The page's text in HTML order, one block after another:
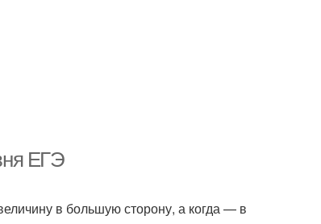
ЕГЭ
в большую сторону, а когда — в